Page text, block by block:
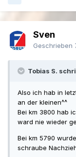
Sven
Geschrieben
Tobias S.
Also ich hab in
an der kleinen^^
Bei km 3800 hab
ward nie wieder
Bei km 5790
schraube